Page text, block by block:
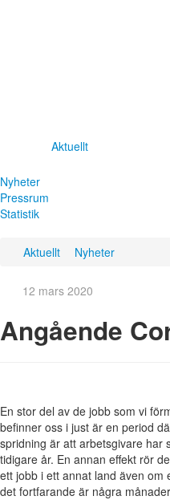
Aktuellt
Nyheter
Pressrum
Statistik
Aktuellt Nyheter
12 mars 2020
Angående
En stor del av de jobb som vi
befinner oss i just är en period
spridning är att arbetsgivare har
tidigare år. En annan effekt rör
ett jobb i ett annat land även
det fortfarande är några